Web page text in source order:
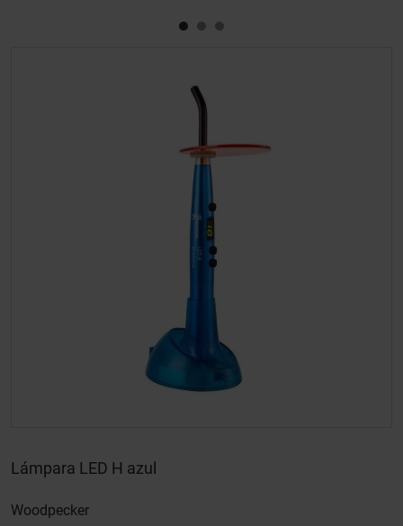
Lámpara LED H azul
Woodpecker